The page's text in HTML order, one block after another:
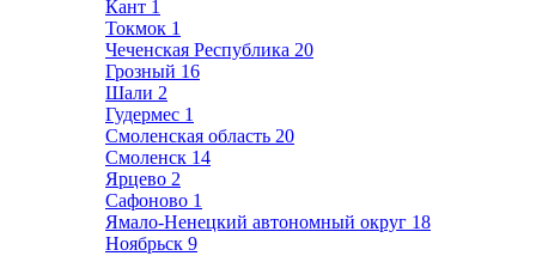
Кант 1
Токмок 1
Чеченская Республика 20
Грозный 16
Шали 2
Гудермес 1
Смоленская область 20
Смоленск 14
Ярцево 2
Сафоново 1
Ямало-Ненецкий автономный округ 18
Ноябрьск 9